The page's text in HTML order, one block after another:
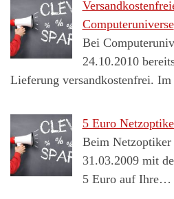
Computeruniverse
Bei
24.10.2010
Lieferung versandkostenfrei.
5 Euro
Beim Netzoptiker
31.03.2009 mit
5 Euro auf Ihre…